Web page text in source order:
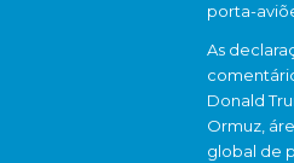
porta-
As
Donald
Ormuz,
global de